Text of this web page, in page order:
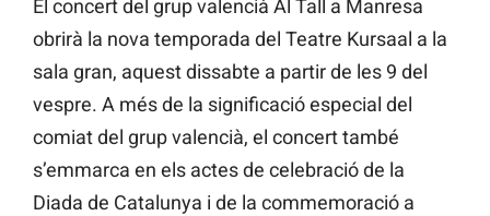
El concert del grup valencià Al Tall a Manresa
obrirà la nova temporada del Teatre Kursaal a la
sala gran, aquest dissabte a partir de les 9 del
vespre. A més de la significació especial del
comiat del grup valencià, el concert també
s’emmarca en els actes de celebració de la
Diada de Catalunya i de la commemoració a